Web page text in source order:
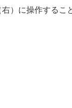
）に操作する